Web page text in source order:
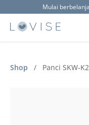
Mulai
Shop / Panci SKW-